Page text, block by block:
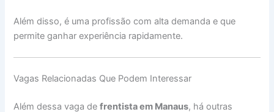
Além disso, é uma profissão com alta demanda e que
permite ganhar experiência rapidamente.
Vagas Relacionadas Que Podem Interessar
Além dessa vaga defrentista em Manaus, há outras